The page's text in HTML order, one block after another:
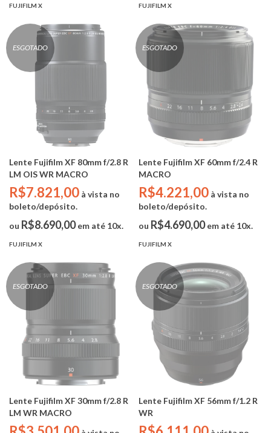
FUJIFILM X FUJIFILM X
ESGOTADO
Lente Fujifilm XF 80mm f/2.8 R
LM OIS WR MACRO
R$7.821,00 à vista no
boleto/depósito.
ou R$8.690,00em até 10x.
FUJIFILM X
ESGOTADO
Lente Fujifilm XF 60mm f/2.4 R
MACRO
R$4.221,00 à vista no
boleto/depósito.
ou R$4.690,00em até 10x.
FUJIFILM X
ESGOTADO
Lente Fujifilm XF 30mm f/2.8 R
LM WR MACRO
ESGOTADO
Lente Fujifilm XF 56mm f/1.2 R
WR